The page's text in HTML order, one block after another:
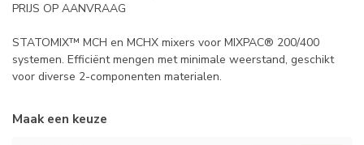
PRIJS OP AANVRAAG
STATOMIX™ MCH en MCHX mixers voor MIXPAC® 200/400
systemen. Efficiënt mengen met minimale weerstand, geschikt
voor diverse 2-componenten materialen.
Maak een keuze